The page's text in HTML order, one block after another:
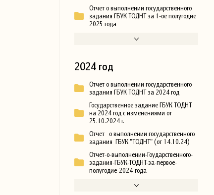
Отчет о выполнении государственного
задания ГБУК ТОДНТ за 1-ое полугодие
2025 года
2024 год
Отчет о выполнении государственного
задания ГБУК ТОДНТ за 2024 год
Государственное задание ГБУК ТОДНТ
на 2024 год с изменениями от
25.10.2024 г.
Отчет о выполнении государственного
задания ГБУК "ТОДНТ" (от 14.10.24)
Отчет-о-выполнении-Гоударственного-
задания-ГБУК-ТОДНТ-за-первое-
полугодие-2024-года